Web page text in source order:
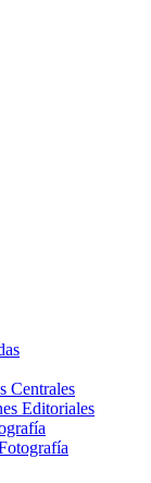
Centrales
Editoriales